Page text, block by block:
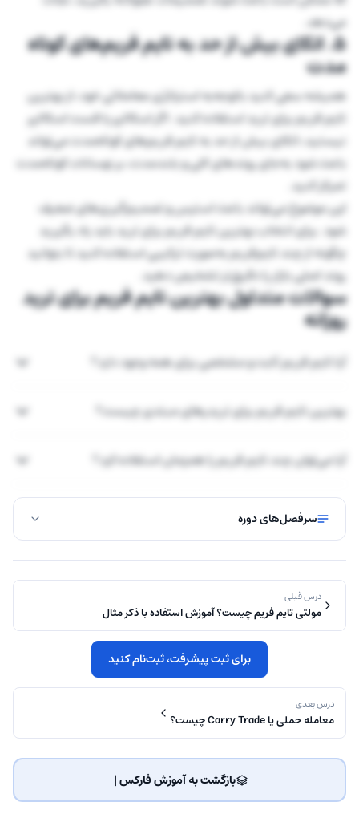
می‌دهد.
۵. اتکای بیش از حد به تایم فریم‌های کوتاه
مدت
همیشه سعی کنید باتوجه‌به استراتژی معاملاتی خود، از بهترین
تایم فریم برای ترید استفاده کنید. اگر اسکالپر یا فست اسکالپر
نیستید، اتکای بیش از حد به تایم فریم‌های کوتاه‌مدت می‌تواند
باعث شود به‌جای روندهای کلی و بلندمدت، بر نوسانات کوتاه‌مدت
تمرکز کنید.
این موضوع می‌تواند باعث استرس و تصمیم‌گیری‌های ضعیف
شود. برای انتخاب بهترین تایم فریم برای ترید باید یاد بگیرید
چگونه از چند تایم‌فریم به‌صورت ترکیبی استفاده کنید تا بتوانید
روند اصلی بازار را دقیق‌تر تشخیص دهید.
سوالات متداول بهترین تایم فریم برای ترید
روزانه
آیا تایم فریم ثابت و مشخصی برای همه وجود دارد؟
بهترین تایم فریم برای تریدرهای مبتدی چیست؟
آیا می‌توان چند تایم فریم را همزمان استفاده کرد؟
سرفصل‌های دوره
درس قبلی
مولتی تایم فریم چیست؟ آموزش استفاده با ذکر مثال
برای ثبت پیشرفت، ثبت‌نام کنید
درس بعدی
معامله حملی یا Carry Trade چیست؟
بازگشت به آموزش فارکس | ‌